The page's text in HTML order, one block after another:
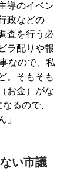
導のイベン
政などの
査を行う必
ラ配りや報
なので、私
。そもそも
お金）がな
るので、
」
い市議